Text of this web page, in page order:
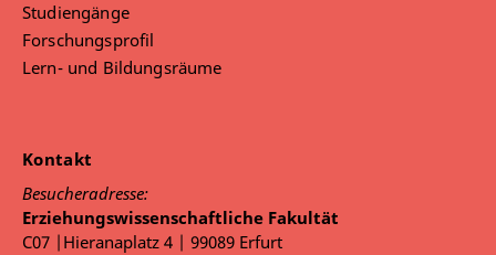
Studiengänge
Forschungsprofil
Lern- und Bildungsräume
Kontakt
Besucheradresse:
Erziehungswissenschaftliche Fakultät
C07 |Hieranaplatz 4 | 99089 Erfurt